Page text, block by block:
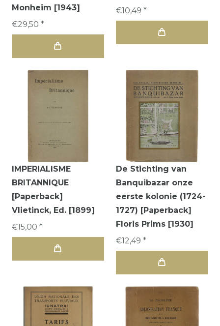
Monheim [1943]
€29,50 *
€10,49 *
IMPERIALISME
BRITANNIQUE
[Paperback]
Vlietinck, Ed. [1899]
€15,00 *
De Stichting van
Banquibazar onze
eerste kolonie (1724-
1727) [Paperback]
Floris Prims [1930]
€12,49 *